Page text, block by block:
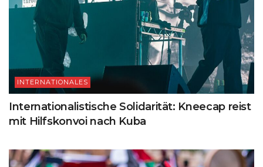
INTERNATIONALES
Internationalistische Solidarität: Kneecap reist
mit Hilfskonvoi nach Kuba